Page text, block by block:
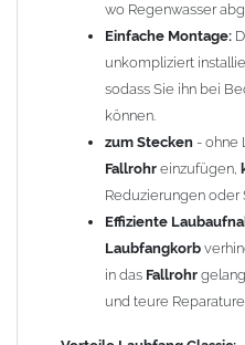
gewährleistet eine lange
Notwendigkeit für
3. Einfache Wartung:Der
installieren und bei
und Aufwand bei der
immer einen optimalen
4. Umweltfreundliche
Verstopfungen und die
Ihrem
Umweltschutz bei,
chemische
wo Regenwasser
Einfache Montage:
unkompliziert
sodass Sie ihn bei
können.
zum Stecken - ohne
Fallrohr einzufügen,
Reduzierungen
Effiziente
Laubfangkorb
in das Fallrohr
und teure